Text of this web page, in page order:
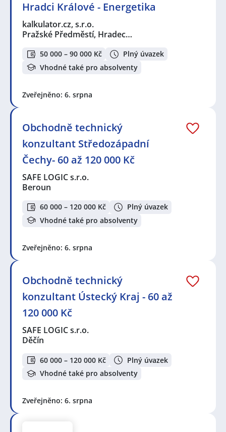
Hradci Králové - Energetika
kalkulator.cz, s.r.o.
Pražské Předměstí, Hradec…
50 000 – 90 000 Kč
Plný úvazek
Vhodné také pro absolventy
Zveřejněno: 6. srpna
Obchodně technický
konzultant Středozápadní
Čechy- 60 až 120 000 Kč
SAFE LOGIC s.r.o.
Beroun
60 000 – 120 000 Kč
Plný úvazek
Vhodné také pro absolventy
Zveřejněno: 6. srpna
Obchodně technický
konzultant Ústecký Kraj - 60 až
120 000 Kč
SAFE LOGIC s.r.o.
Děčín
60 000 – 120 000 Kč
Plný úvazek
Vhodné také pro absolventy
Zveřejněno: 6. srpna